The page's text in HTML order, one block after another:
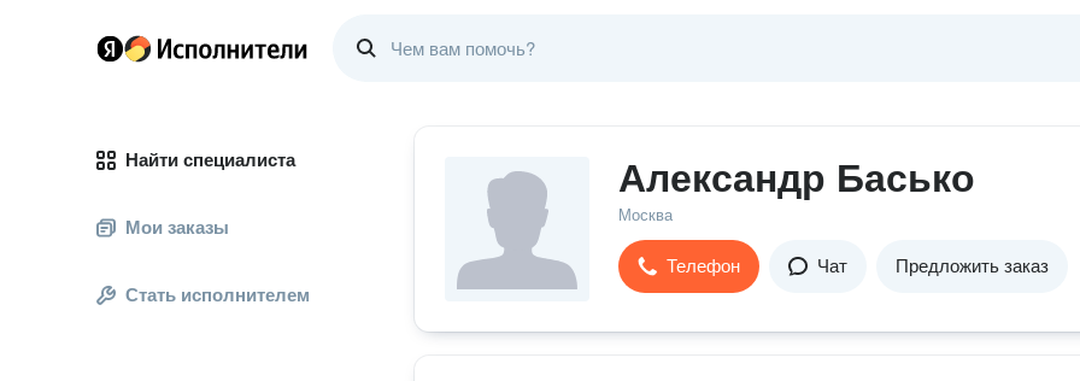
Найти специалиста
Мои заказы
Стать исполнителем
Александр Басько
Москва
Телефон Чат Предложить заказ